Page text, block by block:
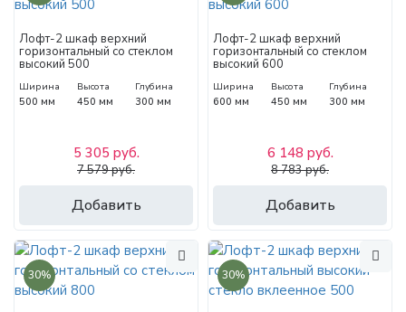
Лофт-2 шкаф верхний
горизонтальный со стеклом
высокий 500
Ширина
500 мм
Высота
450 мм
Глубина
300 мм
Добавить
5 305 руб.
7 579 руб.
Лофт-2 шкаф верхний
горизонтальный со стеклом
высокий 600
Ширина
600 мм
Высота
450 мм
Глубина
300 мм
Добавить
6 148 руб.
8 783 руб.
30% 30%